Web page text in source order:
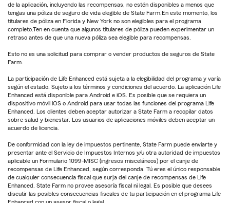
de la aplicación, incluyendo las recompensas, no estén disponibles a menos que
tengas una póliza de seguro de vida elegible de State Farm.En este momento, los
titulares de póliza en Florida y New York no son elegibles para el programa
completo.Ten en cuenta que algunos titulares de póliza pueden experimentar un
retraso antes de que una nueva póliza sea elegible para recompensas.
Esto no es una solicitud para comprar o vender productos de seguros de State
Farm.
La participación de Life Enhanced está sujeta a la elegibilidad del programa y varía
según el estado. Sujeto a los términos y condiciones del acuerdo. La aplicación Life
Enhanced está disponible para Android e iOS. Es posible que se requiera un
dispositivo móvil iOS o Android para usar todas las funciones del programa Life
Enhanced. Los clientes deben aceptar autorizar a State Farm a recopilar datos
sobre salud y bienestar. Los usuarios de aplicaciones móviles deben aceptar un
acuerdo de licencia.
De conformidad con la ley de impuestos pertinente, State Farm puede enviarte y
presentar ante el Servicio de Impuestos Internos y/u otra autoridad de impuestos
aplicable un Formulario 1099-MISC (ingresos misceláneos) por el canje de
recompensas de Life Enhanced, según corresponda. Tú eres el único responsable
de cualquier consecuencia fiscal que surja del canje de recompensas de Life
Enhanced. State Farm no provee asesoría fiscal ni legal. Es posible que desees
discutir las posibles consecuencias fiscales de tu participación en el programa Life